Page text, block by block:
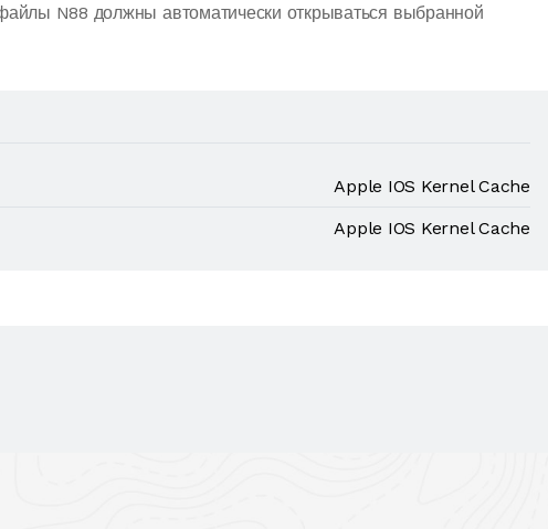
N88 должны автоматически открываться выбранной
Apple IOS Kernel Cache
Apple IOS Kernel Cache